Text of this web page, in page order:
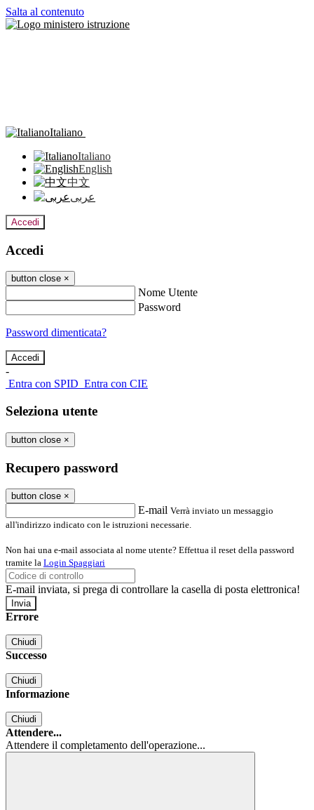
Salta al contenuto
Italiano
Italiano
English
中文
عربى
Accedi
Accedi
button close ×
Nome Utente
Password
Password dimenticata?
-
Entra con SPID Entra con CIE
Seleziona utente
button close ×
Recupero password
button close ×
E-mail Verrà inviato un messaggio
all'indirizzo indicato con le istruzioni necessarie.
Non hai una e-mail associata al nome utente? Effettua il reset della password
tramite la Login Spaggiari
E-mail inviata, si prega di controllare la casella di posta elettronica!
Errore
Chiudi
Successo
Chiudi
Informazione
Chiudi
Attendere...
Attendere il completamento dell'operazione...